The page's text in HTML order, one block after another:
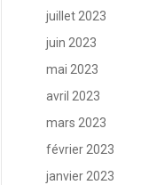
juillet 2023
juin 2023
mai 2023
avril 2023
mars 2023
février 2023
janvier 2023